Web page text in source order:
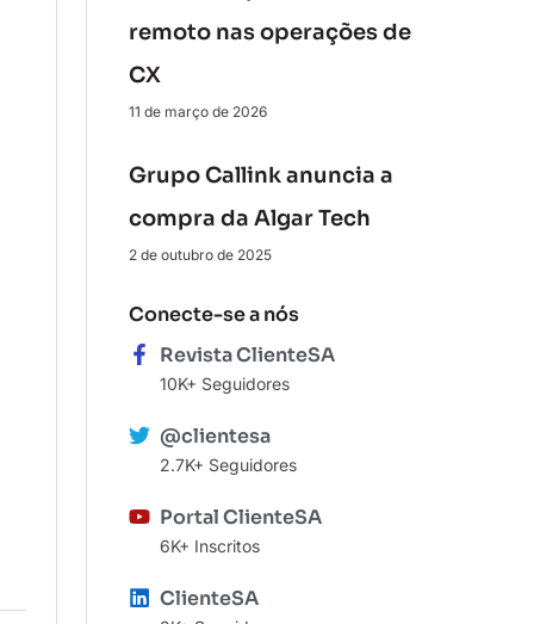
remoto nas operações de
CX
11 de março de 2026
Grupo Callink anuncia a
compra da Algar Tech
2 de outubro de 2025
Conecte-se a nós
Revista ClienteSA
10K+ Seguidores
@clientesa
2.7K+ Seguidores
Portal ClienteSA
6K+ Inscritos
ClienteSA